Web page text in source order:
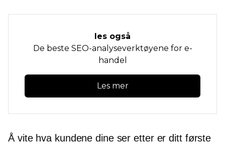
les også
De beste SEO-analyseverktøyene for e-
handel
Les mer
Å vite hva kundene dine ser etter er ditt første